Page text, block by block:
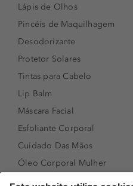
Lápis de Olhos
Pincéis de Maquilhagem
Desodorizante
Protetor Solares
Tintas para Cabelo
Lip Balm
Máscara Facial
Esfoliante Corporal
Cuidado Das Mãos
Óleo Corporal Mulher